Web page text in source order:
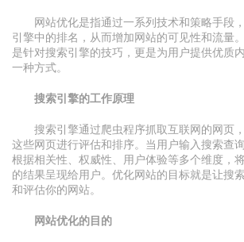
网站优化是指通过一系列技术和策略手段
引擎中的排名，从而增加网站的可见性和流量
是针对搜索引擎的技巧，更是为用户提供优质
一种方式。
搜索引擎的工作原理
搜索引擎通过爬虫程序抓取互联网的网页
这些网页进行评估和排序。当用户输入搜索查
根据相关性、权威性、用户体验等多个维度，
的结果呈现给用户。优化网站的目标就是让搜
和评估你的网站。
网站优化的目的